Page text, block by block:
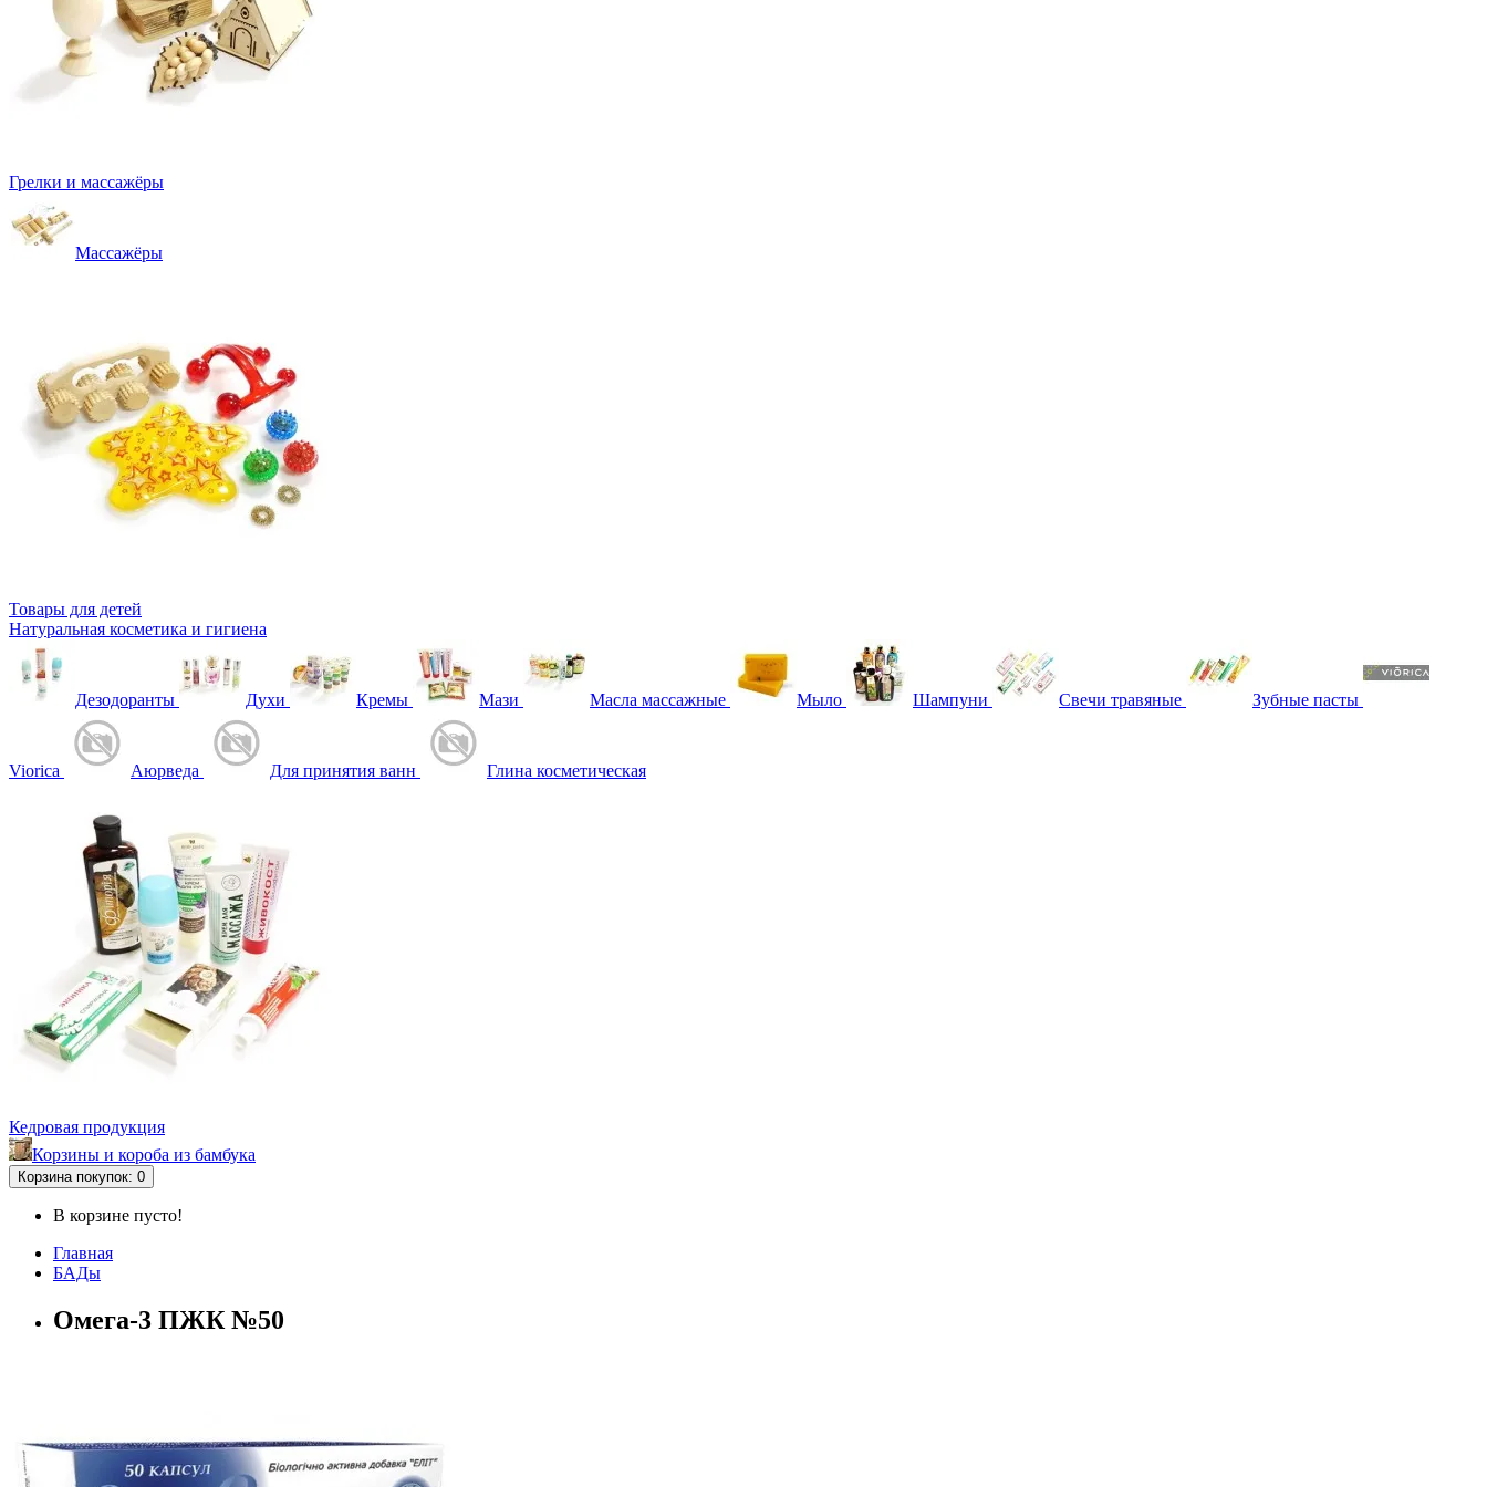
Грелки и массажёры
Массажёры
Товары для детей
Натуральная косметика и гигиена
Дезодоранты Духи Кремы Мази Масла массажные Мыло Шампуни Свечи травяные Зубные пасты
Viorica Аюрведа Для принятия ванн Глина косметическая
Кедровая продукция
Корзины и короба из бамбука
Корзинапокупок: 0
В корзине пусто!
Главная
БАДы
Омега-3 ПЖК №50